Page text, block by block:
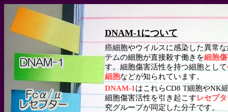
DNAM-1について
癌細胞やウイルスに感染した異常
テムの細胞が直接殺す働きを細胞
す。細胞傷害活性を持つ細胞として
細胞などが知られています。
DNAM-1 はこれらCD8 T細胞やNK
細胞傷害活性を引き起こすレセプ
究グループが同定した分子です。